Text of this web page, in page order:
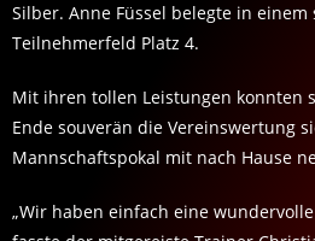
Silber. Anne Füssel belegte in einem
Teilnehmerfeld Platz 4.
Mit ihren tollen Leistungen konnten
Ende souverän die Vereinswertung
Mannschaftspokal mit nach Hause
„Wir haben einfach eine